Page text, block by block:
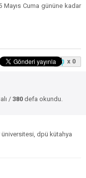
Cuma gününe kadar
x 0
/ 380 defa okundu.
dpü kütahya